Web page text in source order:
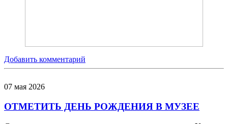
Добавить комментарий
07 мая 2026
ОТМЕТИТЬ ДЕНЬ РОЖДЕНИЯ В МУЗЕЕ